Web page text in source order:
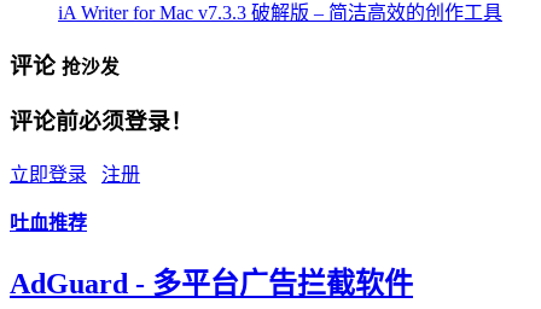
iA Writer for Mac v7.3.3 破解版 – 简洁高效的创作工具
评论 抢沙发
评论前必须登录！
立即登录 注册
吐血推荐
AdGuard - 多平台广告拦截软件